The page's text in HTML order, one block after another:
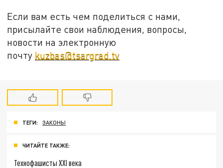
Если вам есть чем поделиться с нами,
присылайте свои наблюдения, вопросы,
новости на электронную
почту kuzbas@tsargrad.tv
ТЕГИ: ЗАКОНЫ
ЧИТАЙТЕ ТАКЖЕ:
Технофашисты XXI века